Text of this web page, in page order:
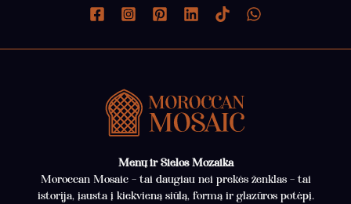
Menų ir Sielos Mozaika
Moroccan Mosaic – tai daugiau nei prekės ženklas – tai
istorija, įausta į kiekvieną siūlą, formą ir glazūros potėpį.